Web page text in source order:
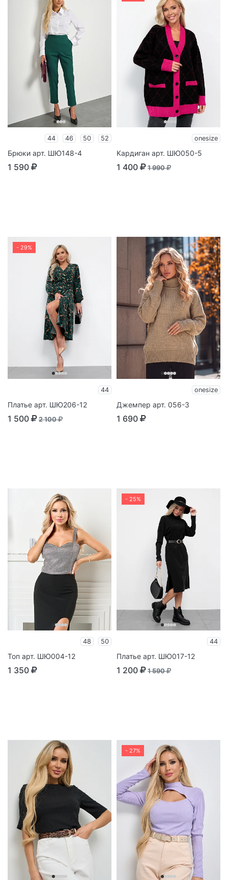
44 46 50 52
Брюки арт. ШЮ148-4
1 590
onesize
Кардиган арт. ШЮ050-5
1 400 1 990
- 29%
44
Платье арт. ШЮ206-12
1 500 2 100
onesize
Джемпер арт. 056-3
1 690
48 50
Топ арт. ШЮ004-12
1 350
- 25%
44
Платье арт. ШЮ017-12
1 200 1 590
- 27%